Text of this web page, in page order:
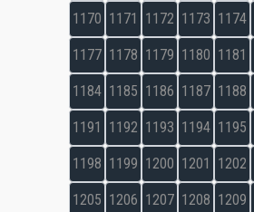
1170 1171 1172 1173 1174
1177 1178 1179 1180 1181
1184 1185 1186 1187 1188
1191 1192 1193 1194 1195
1198 1199 1200 1201 1202
1205 1206 1207 1208 1209